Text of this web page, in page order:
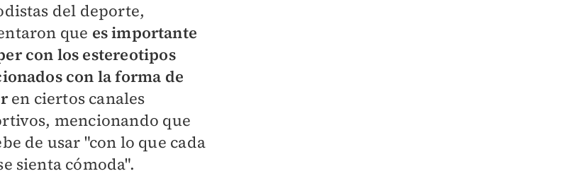
del deporte,
que es importante
con los estereotipos
con la forma de
en ciertos canales
mencionando que
de usar "con lo que cada
sienta cómoda".